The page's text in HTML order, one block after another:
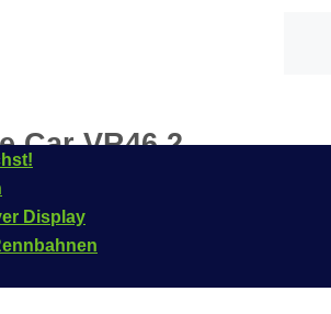
Display
Car VR46 2
im
Fahrzeug ist für
dieses